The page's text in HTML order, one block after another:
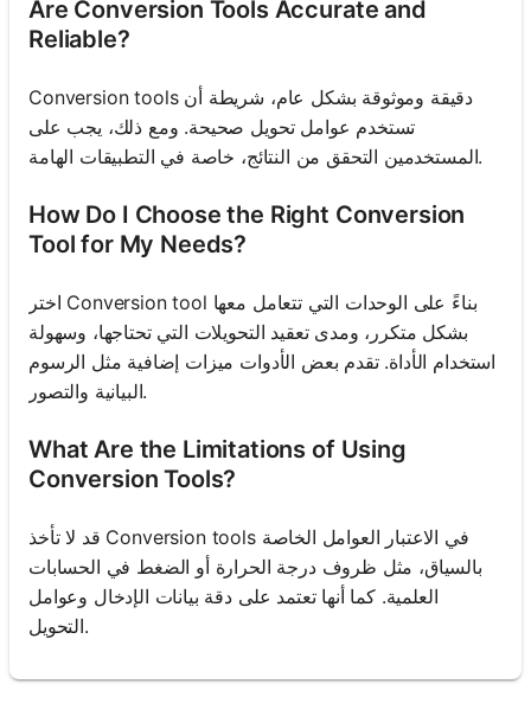
Are Conversion Tools Accurate and
Reliable?
Conversion tools دقيقة وموثوقة بشكل عام، شريطة أن
تستخدم عوامل تحويل صحيحة. ومع ذلك، يجب على
المستخدمين التحقق من النتائج، خاصة في التطبيقات الهامة.
How Do I Choose the Right Conversion
Tool for My Needs?
اختر Conversion tool بناءً على الوحدات التي تتعامل معها
بشكل متكرر، ومدى تعقيد التحويلات التي تحتاجها، وسهولة
استخدام الأداة. تقدم بعض الأدوات ميزات إضافية مثل الرسوم
البيانية والتصور.
What Are the Limitations of Using
Conversion Tools?
قد لا تأخذ Conversion tools في الاعتبار العوامل الخاصة
بالسياق، مثل ظروف درجة الحرارة أو الضغط في الحسابات
العلمية. كما أنها تعتمد على دقة بيانات الإدخال وعوامل
التحويل.